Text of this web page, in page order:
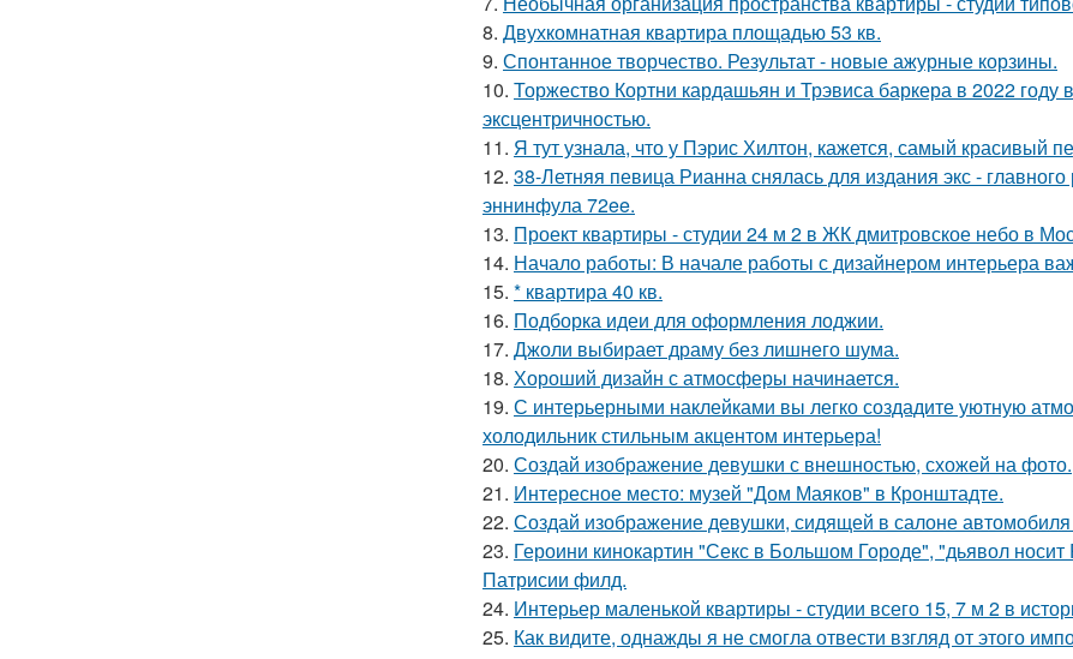
8. Двухкомнатная квартира площадью 53 кв.
9. Спонтанное творчество. Результат - новые ажурные корзины.
10. Торжество Кортни кардашьян и Трэвиса баркера в 2022
эксцентричностью.
11. Я тут узнала, что у Пэрис Хилтон, кажется, самый красивый
12. 38-Летняя певица Рианна снялась для издания экс -
эннинфула 72ee.
13. Проект квартиры - студии 24 м 2 в ЖК дмитровское небо в
14. Начало работы: В начале работы с дизайнером интерьера
15. * квартира 40 кв.
16. Подборка идеи для оформления лоджии.
17. Джоли выбирает драму без лишнего шума.
18. Хороший дизайн с атмосферы начинается.
19. С интерьерными наклейками вы легко создадите уютную
холодильник стильным акцентом интерьера!
20. Создай изображение девушки с внешностью, схожей на фото.
21. Интересное место: музей "Дом Маяков" в Кронштадте.
22. Создай изображение девушки, сидящей в салоне
23. Героини кинокартин "Секс в Большом Городе", "дьявол
Патрисии филд.
24. Интерьер маленькой квартиры - студии всего 15, 7 м 2 в
25. Как видите, однажды я не смогла отвести взгляд от этого